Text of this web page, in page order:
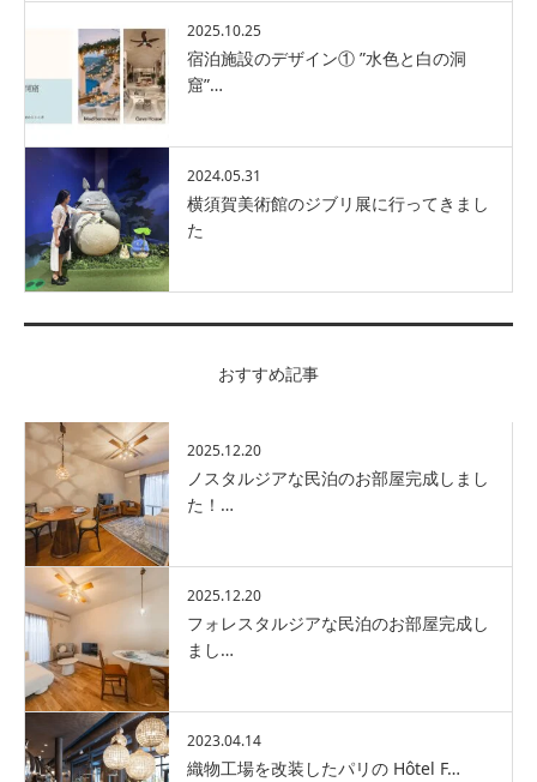
2025.10.25
宿泊施設のデザイン① ”水色と白の洞
窟”…
2024.05.31
横須賀美術館のジブリ展に行ってきまし
た
おすすめ記事
2025.12.20
ノスタルジアな民泊のお部屋完成しまし
た！…
2025.12.20
フォレスタルジアな民泊のお部屋完成し
まし…
2023.04.14
織物工場を改装したパリの Hôtel F…